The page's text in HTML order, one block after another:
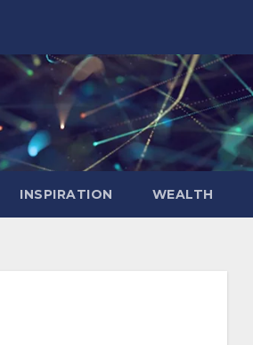
INSPIRATION WEALTH